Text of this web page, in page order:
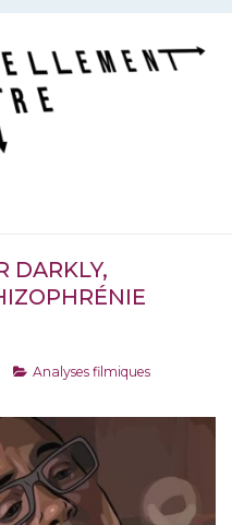
DARKLY,
Analyses filmiques